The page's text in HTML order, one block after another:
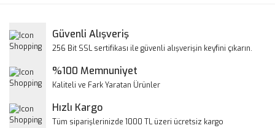
Yorum Yaz
Ürün resmi kalitesiz, bozuk veya görüntülenemiyor.
Ürün bilgilerinde hatalar bulunuyor.
Bu ürüne benzer farklı alternatifler olmalı.
Güvenli Alışveriş
256 Bit SSL sertifikası ile güvenli alışverişin keyfini çıkarın.
%100 Memnuniyet
Kaliteli ve Fark Yaratan Ürünler
Hızlı Kargo
Tüm siparişlerinizde 1000 TL üzeri ücretsiz kargo